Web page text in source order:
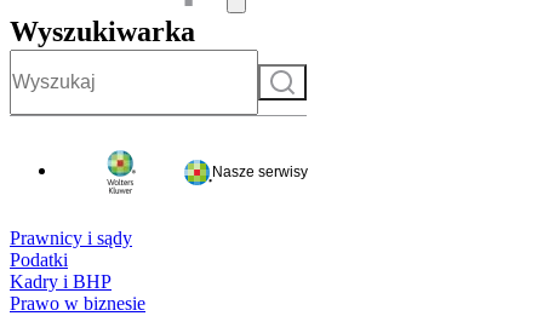
Wyszukiwarka
Szukaj
Nasze serwisy
Prawnicy i sądy
Podatki
Kadry i BHP
Prawo w biznesie